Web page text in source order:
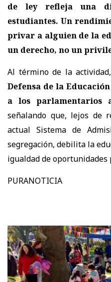
de ley refleja una
estudiantes. Un
privar a alguien de la
un derecho, no un
Al término de la actividad,
Defensa de la
a los parlamentarios
señalando que, lejos de
actual Sistema de
segregación, debilita la
igualdad de
PURANOTICIA